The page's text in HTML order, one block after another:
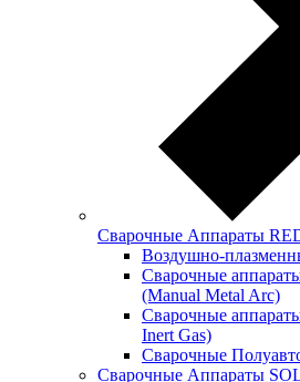
Сварочные Аппараты
Воздушно-
Сварочные
(Manual Metal Arc)
Сварочные
Inert Gas)
Сварочные
Сварочные Аппараты